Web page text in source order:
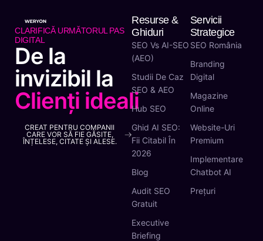
CLARIFICĂ URMĂTORUL PAS
DIGITAL
De la
invizibil la
Clienți ideali
CREAT PENTRU COMPANII
CARE VOR SĂ FIE GĂSITE,
ÎNȚELESE, CITATE ȘI ALESE.
Resurse &
Ghiduri
SEO Vs AI-SEO
(AEO)
Studii De Caz
SEO & AEO
Hub SEO
Ghid AI SEO:
Fii Citabil În
2026
Blog
Audit SEO
Gratuit
Executive
Briefing
Servicii
Strategice
SEO România
Branding
Digital
Magazine
Online
Website-Uri
Premium
Implementare
Chatbot AI
Prețuri